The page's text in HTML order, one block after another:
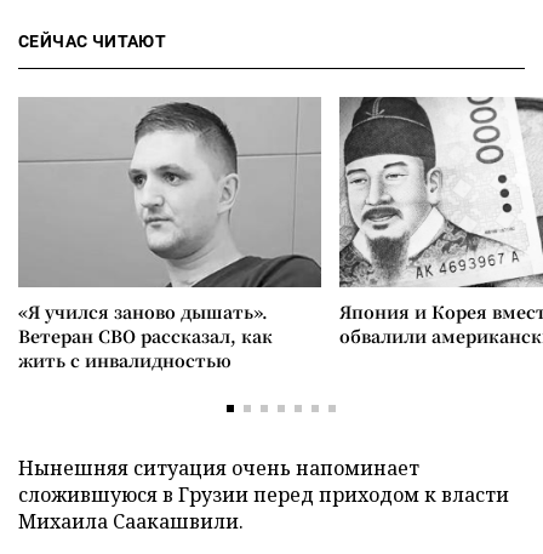
СЕЙЧАС ЧИТАЮТ
«Я учился заново дышать».
Ветеран СВО рассказал, как
жить с инвалидностью
Япония и Корея
обвалили
Нынешняя ситуация очень напоминает
сложившуюся в Грузии перед приходом к власти
Михаила Саакашвили.